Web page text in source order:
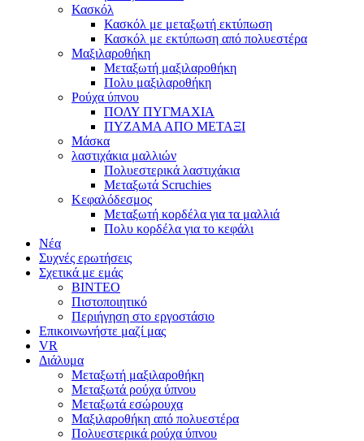
Κασκόλ
Κασκόλ με μεταξωτή εκτύπωση
Κασκόλ με εκτύπωση από πολυεστέρα
Μαξιλαροθήκη
Μεταξωτή μαξιλαροθήκη
Πολυ μαξιλαροθήκη
Ρούχα ύπνου
ΠΟΛΥ ΠΥΓΜΑΧΙΑ
ΠΥΖΑΜΑ ΑΠΟ ΜΕΤΑΞΙ
Μάσκα
λαστιχάκια μαλλιών
Πολυεστερικά λαστιχάκια
Μεταξωτά Scruchies
Κεφαλόδεσμος
Μεταξωτή κορδέλα για τα μαλλιά
Πολυ κορδέλα για το κεφάλι
Νέα
Συχνές ερωτήσεις
Σχετικά με εμάς
ΒΙΝΤΕΟ
Πιστοποιητικό
Περιήγηση στο εργοστάσιο
Επικοινωνήστε μαζί μας
VR
Διάλυμα
Μεταξωτή μαξιλαροθήκη
Μεταξωτά ρούχα ύπνου
Μεταξωτά εσώρουχα
Μαξιλαροθήκη από πολυεστέρα
Πολυεστερικά ρούχα ύπνου